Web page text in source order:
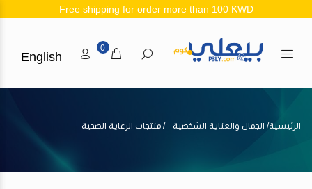
Free shipping for order more than 100 KWD
0
English
الرئيسية الجمال والعناية الشخصية منتجات الرعاية الصحية